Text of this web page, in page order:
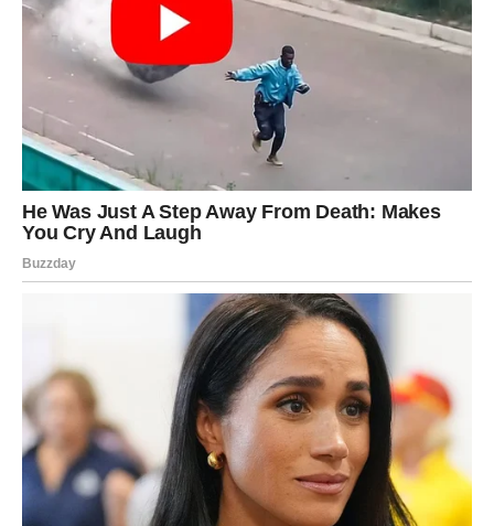
Poslije mnogo tuge dolazi osjećaj sigurnosti, ljubavi i
unutrašnjeg mira.
Duša konačno pronalazi svoju sreću
Pred vama su trenuci puni topline i radosti.
Ciganske karte za novu sedmicu donose ogromne
promjene mnogim znakovima Zodijaka, ali posebno će
blistati Rakovi, Lavovi i Vage kojima sudbina sprema
ljubav, uspjeh i događaje koje nisu mogli ni zamisliti.
Ovo je sedmica tokom koje univerzum pokazuje da se
prava istina uvijek otkrije onda kada smo spremni da
prihvatimo sreću koja dolazi.